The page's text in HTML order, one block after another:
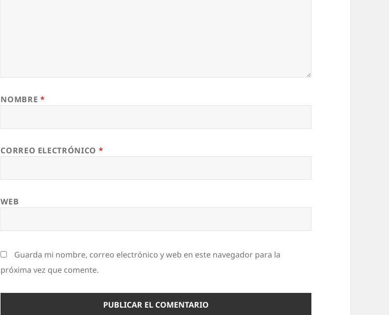
NOMBRE *
CORREO ELECTRÓNICO *
WEB
Guarda mi nombre, correo electrónico y web en este navegador para la
próxima vez que comente.